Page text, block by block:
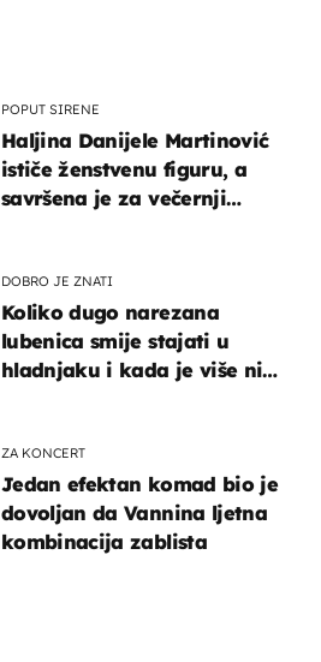
POPUT SIRENE
Haljina Danijele Martinović
ističe ženstvenu figuru, a
savršena je za večernji
DOBRO JE ZNATI
Koliko dugo narezana
lubenica smije stajati u
hladnjaku i kada je više nije
ZA KONCERT
Jedan efektan komad bio je
dovoljan da Vannina ljetna
kombinacija zablista